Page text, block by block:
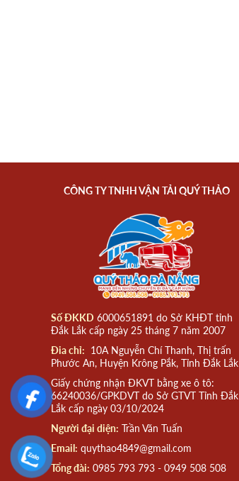
CÔNG TY TNHH VẬN TẢI QUÝ THẢO
Số ĐKKD 6000651891 do Sở KHĐT tỉnh
Đắk Lắk cấp ngày 25 tháng 7 năm 2007
Đia chỉ: 10A Nguyễn Chí Thanh, Thị trấn
Phước An, Huyện Krông Pắk, Tỉnh Đắk Lắk
Giấy chứng nhận ĐKVT bằng xe ô tô:
66240036/GPKDVT do Sở GTVT Tỉnh Đắk
Lắk cấp ngày 03/10/2024
Người đại diện: Trần Văn Tuấn
Email: quythao4849@gmail.com
Tổng đài: 0985 793 793 - 0949 508 508